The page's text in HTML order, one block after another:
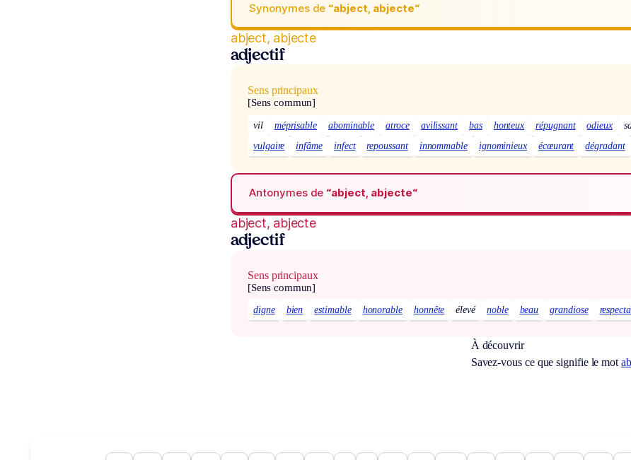
Synonymes de “abject, abjecte“
abject, abjecte
adjectif
Sens principaux
[Sens commun]
vil méprisable abominable atroce avilissant bas honteux répugnant odieux
vulgaire
infâme infect repoussant innommable ignominieux écœurant dégradant
Antonymes de “abject, abjecte“
abject, abjecte
adjectif
Sens principaux
[Sens commun]
digne bien estimable honorable honnête élevé noble beau grandiose
À découvrir
Savez-vous ce que signifie le mot